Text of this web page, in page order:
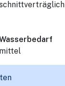
mittel